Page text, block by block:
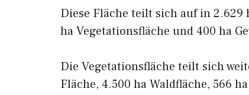
Diese Fläche teilt sich auf in 2.629
ha Vegetationsfläche und 400 ha
Die Vegetationsfläche teilt sich
Fläche, 4.500 ha Waldfläche, 566